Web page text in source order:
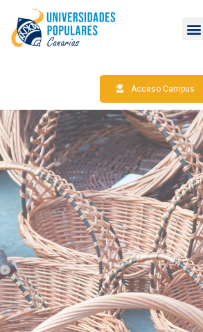
Acceso Campus